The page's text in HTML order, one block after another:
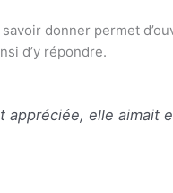
donner permet
d’y répondre.
appréciée, elle